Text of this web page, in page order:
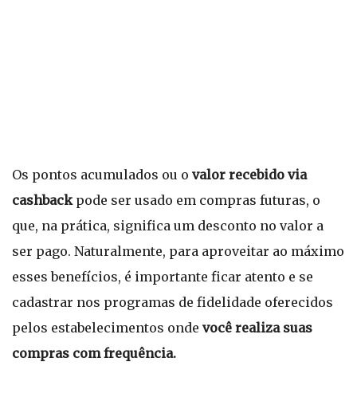
Os pontos acumulados ou o valor recebido via
cashbackpode ser usado em compras futuras, o
que, na prática, significa um desconto no valor a
ser pago. Naturalmente, para aproveitar ao máximo
esses benefícios, é importante ficar atento e se
cadastrar nos programas de fidelidade oferecidos
pelos estabelecimentos onde você realiza suas
compras com frequência.